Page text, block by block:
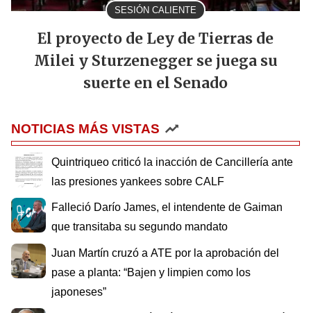
SESIÓN CALIENTE
El proyecto de Ley de Tierras de
Milei y Sturzenegger se juega su
suerte en el Senado
NOTICIAS MÁS VISTAS
Quintriqueo criticó la inacción de Cancillería ante
las presiones yankees sobre CALF
Falleció Darío James, el intendente de Gaiman
que transitaba su segundo mandato
Juan Martín cruzó a ATE por la aprobación del
pase a planta: “Bajen y limpien como los
japoneses”